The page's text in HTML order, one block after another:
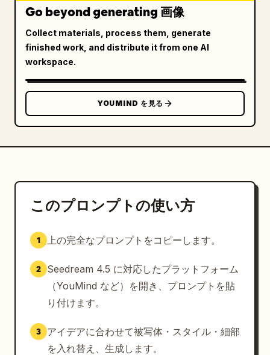
Go beyond generating 画像
Collect materials, process them, generate
finished work, and distribute it from one AI
workspace.
YOUMIND を見る
このプロンプトの使い方
1 上の完全なプロンプトをコピーします。
2
Seedream 4.5 に対応したプラットフォーム
（YouMind など）を開き、プロンプトを貼
り付けます。
3
アイデアに合わせて被写体・スタイル・細部
を入れ替え、生成します。